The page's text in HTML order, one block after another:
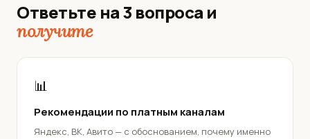
Ответьте на 3 вопроса и
получите
📊
Рекомендации по платным каналам
Яндекс, ВК, Авито — с обоснованием, почему именно